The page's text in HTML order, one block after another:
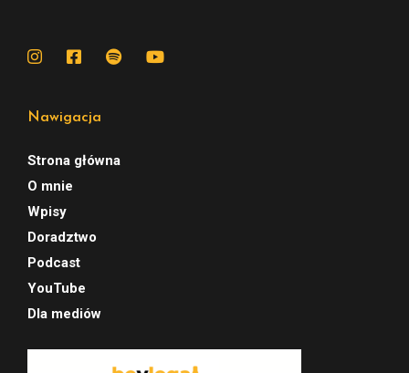
Nawigacja
Strona główna
O mnie
Wpisy
Doradztwo
Podcast
YouTube
Dla mediów